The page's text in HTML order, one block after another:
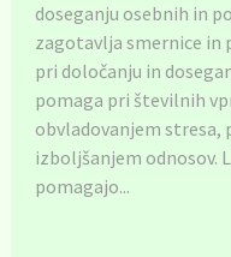
doseganju osebnih in
zagotavlja smernice in
pri določanju in
pomaga pri številnih
obvladovanjem
izboljšanjem odnosov.
pomagajo...